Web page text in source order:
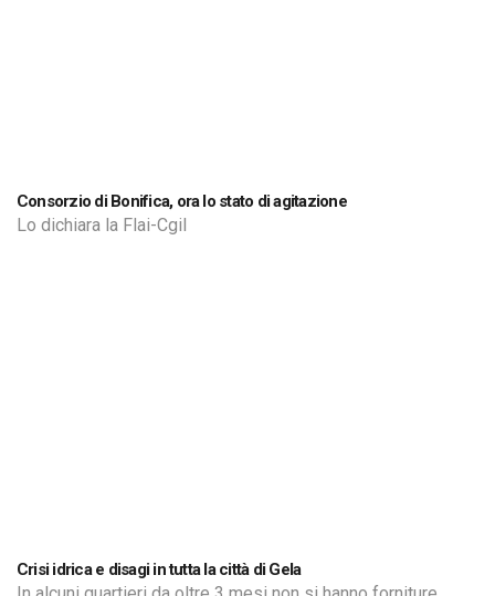
Consorzio di Bonifica, ora lo stato di agitazione
Lo dichiara la Flai-Cgil
Crisi idrica e disagi in tutta la città di Gela